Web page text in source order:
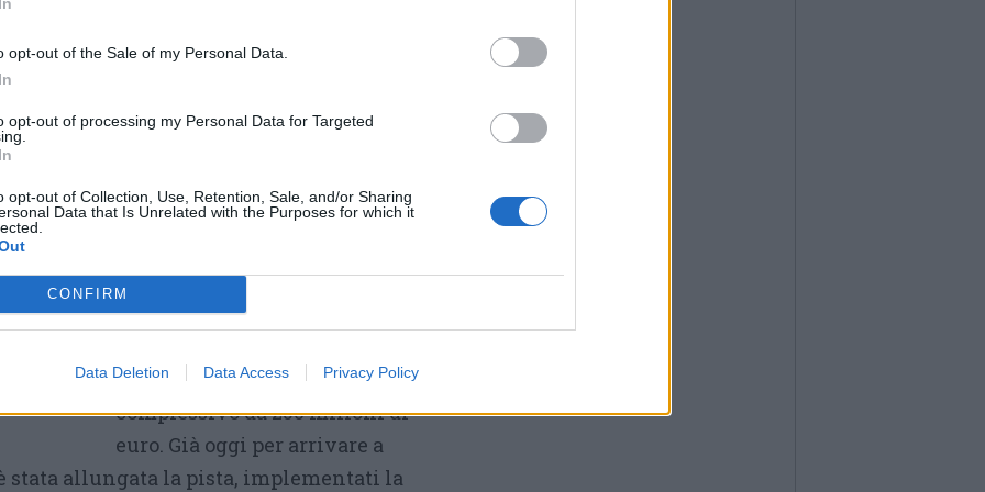
opt-out of the Sale of my Personal Data.
opt-out of processing my Personal Data for Targeted
opt-out of Collection, Use, Retention, Sale, and/or Sharing
Data that Is Unrelated with the Purposes for which it
CONFIRM
Data Deletion Data Access Privacy Policy
proprio del volo con Milano Malpensa
c’è ancora il nome dell’aeroporto di
prossime settimane mentre su
già presa”.
d’Amalfi avrà entro l’anno mille
l’ambizione di arrivare a 6
milioni e mezzo di passeggeri,
terminal e un investimento
complessivo da 250 milioni di
euro. Già oggi per arrivare a
stata allungata la pista, implementati la